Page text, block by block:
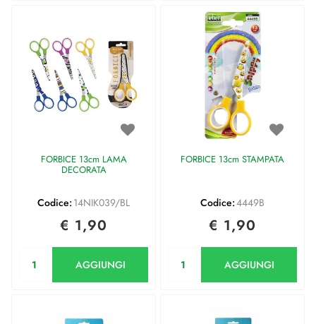
FORBICE 13cm LAMA
DECORATA
Codice: 14NIK039/BL
€ 1,90
AGGIUNGI
FORBICE 13cm STAMPATA
Codice:4449B
€ 1,90
AGGIUNGI